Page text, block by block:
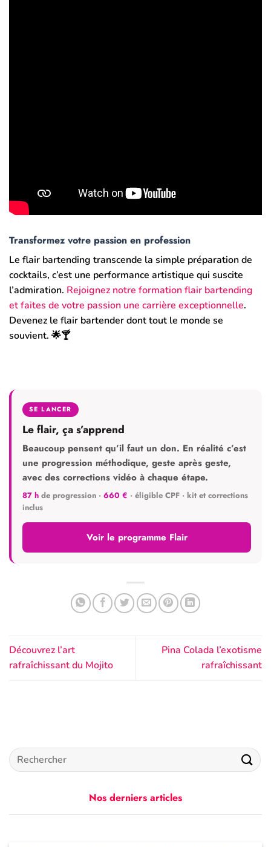
Transformez votre passion en profession
Le flair bartending transcende la simple préparation de
cocktails, c’est une performance artistique qui suscite
l’admiration. Rejoignez notre formation flair bartending
et faites de votre passion une carrière exceptionnelle.
Devenez le flair bartender dont tout le monde se
souvient. 🌟🍸
SE LANCER
Le flair, ça s’apprend
Beaucoup pensent qu’il faut un don. En réalité c’est
une progression méthodique, geste après geste,
avec des corrections vidéo à chaque étape.
87 h de progression · 660 € · éligible CPF · kit et corrections
inclus
Voir le programme Flair
Découvrez l’art
rafraîchissant du Mojito
Pina Colada l’exotisme
rafraîchissant
Nos derniers articles